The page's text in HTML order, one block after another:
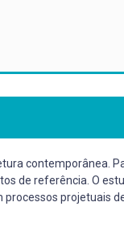
contemporânea.
de referência. O
projetuais